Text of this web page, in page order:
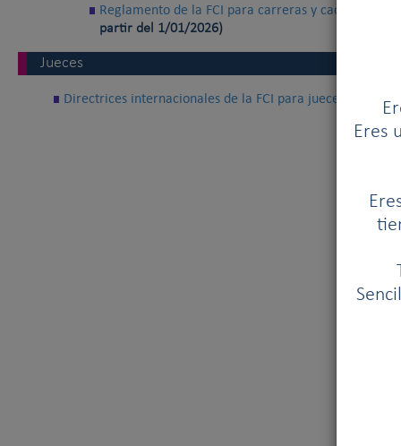
Eres
Reglamento de la FCI para carreras y cacería con
partir del 1/01/2026)
Jueces
Directrices internacionales de la FCI para jueces de